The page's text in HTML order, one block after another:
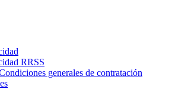
RRSS
generales de contratación